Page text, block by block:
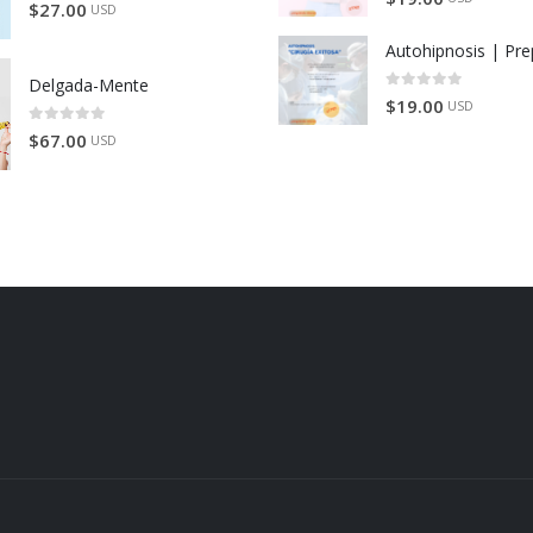
$27.00 USD
Delgada-Mente
0
$67.00 USD
0
$19.00 USD